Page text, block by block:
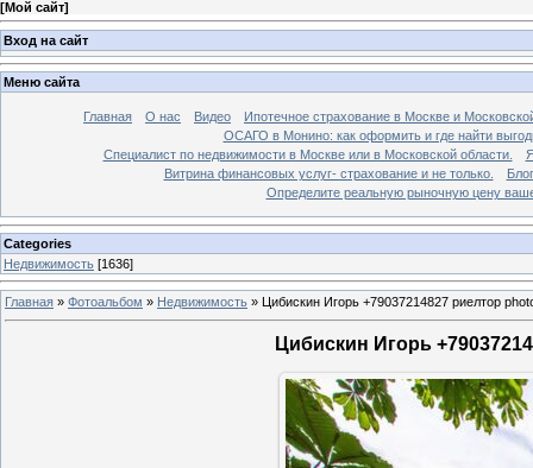
[Мой сайт]
Вход на сайт
Меню сайта
Главная О нас Видео
Ипотечное страхование в Москве и
ОСАГО в Монино: как оформить и где найти
Специалист по недвижимости в Москве или в Московской области.
Витрина финансовых услуг- страхование и не только.
Блог
Определите реальную рыночную цену
Categories
Недвижимость [1636]
Главная » Фотоальбом » Недвижимость » Цибискин Игорь +79037214827 риелтор
Цибискин Игорь